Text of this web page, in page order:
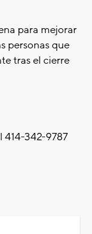
para mejorar
personas que
tras el cierre
414-342-9787